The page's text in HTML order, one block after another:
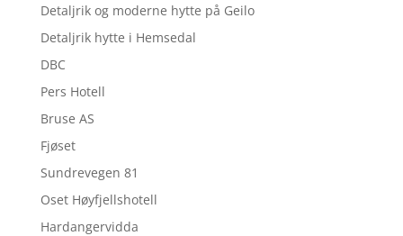
Detaljrik og moderne hytte på Geilo
Detaljrik hytte i Hemsedal
DBC
Pers Hotell
Bruse AS
Fjøset
Sundrevegen 81
Oset Høyfjellshotell
Hardangervidda